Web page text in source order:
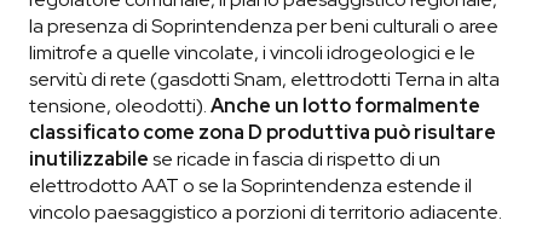
la presenza di Soprintendenza per beni culturali o aree
limitrofe a quelle vincolate, i vincoli idrogeologici e le
servitù di rete (gasdotti Snam, elettrodotti Terna in alta
tensione, oleodotti).Anche un lotto formalmente
classificato come zona D produttiva può risultare
inutilizzabilese ricade in fascia di rispetto di un
elettrodotto AAT o se la Soprintendenza estende il
vincolo paesaggistico a porzioni di territorio adiacente.